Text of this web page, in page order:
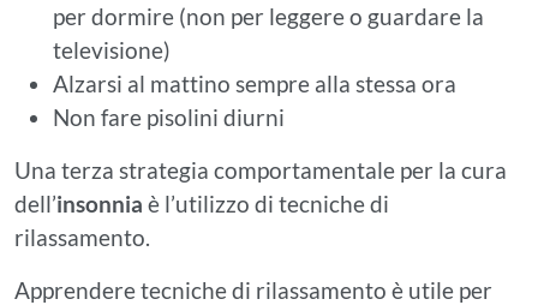
per dormire (non per leggere o guardare la
televisione)
Alzarsi al mattino sempre alla stessa ora
Non fare pisolini diurni
Una terza strategia comportamentale per la cura
dell’insonnia è l’utilizzo di tecniche di
rilassamento.
Apprendere tecniche di rilassamento è utile per